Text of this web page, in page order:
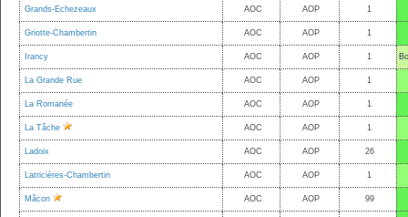
Grands-Echezeaux
AOC AOP 1
Griotte-Chambertin
AOC AOP 1
Irancy
AOC AOP 1
La Grande Rue AOC AOP 1
La Romanée
AOC AOP 1
La Tâche
AOC AOP 1
Ladoix
AOC AOP 26
Latricières-Chambertin
AOC AOP 1
Mâcon
AOC AOP 99